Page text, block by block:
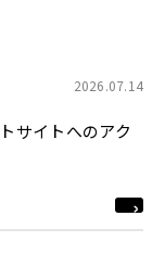
2026.07.14
サイトへのアク